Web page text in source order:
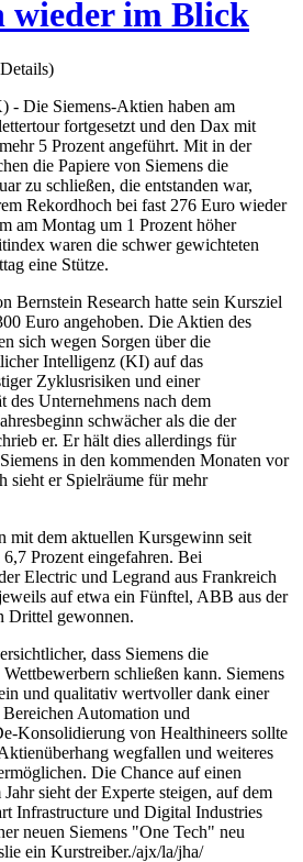
wieder im Blick
Die Siemens-Aktien haben am
fortgesetzt und den Dax mit
5 Prozent angeführt. Mit in der
die Papiere von Siemens die
zu schließen, die entstanden war,
Rekordhoch bei fast 276 Euro wieder
am Montag um 1 Prozent höher
waren die schwer gewichteten
eine Stütze.
Bernstein Research hatte sein Kursziel
Euro angehoben. Die Aktien des
sich wegen Sorgen über die
Intelligenz (KI) auf das
Zyklusrisiken und einer
des Unternehmens nach dem
schwächer als die der
er. Er hält dies allerdings für
in den kommenden Monaten vor
sieht er Spielräume für mehr
mit dem aktuellen Kursgewinn seit
Prozent eingefahren. Bei
Electric und Legrand aus Frankreich
auf etwa ein Fünftel, ABB aus der
Drittel gewonnen.
dass Siemens die
schließen kann. Siemens
und qualitativ wertvoller dank einer
Automation und
Konsolidierung von Healthineers sollte
wegfallen und weiteres
Die Chance auf einen
sieht der Experte steigen, auf dem
Infrastructure und Digital Industries
neuen Siemens "One Tech" neu
ein Kurstreiber./ajx/la/jha/